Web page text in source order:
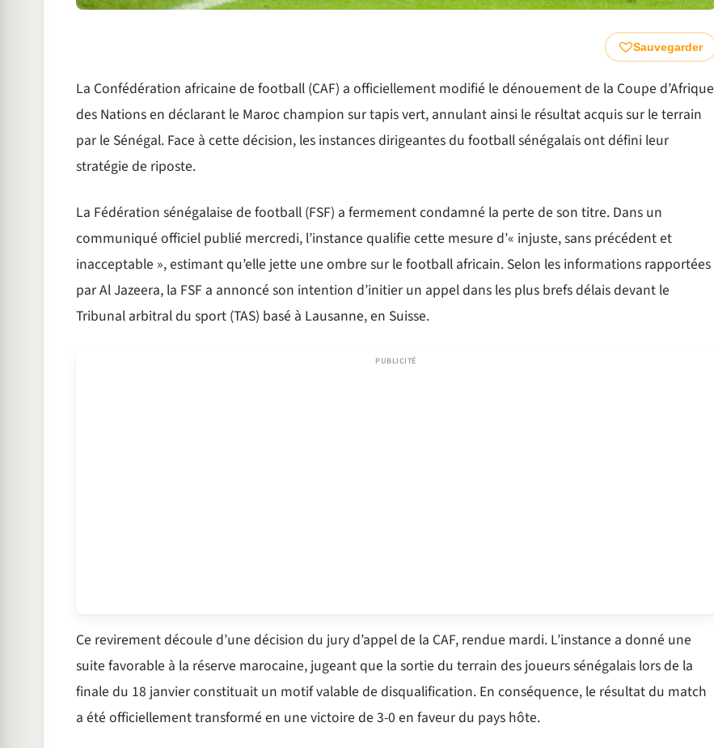
Sauvegarder
La Confédération africaine de football (CAF) a officiellement modifié le dénouement de la Coupe d’Afrique
des Nations en déclarant le Maroc champion sur tapis vert, annulant ainsi le résultat acquis sur le terrain
par le Sénégal. Face à cette décision, les instances dirigeantes du football sénégalais ont défini leur
stratégie de riposte.
La Fédération sénégalaise de football (FSF) a fermement condamné la perte de son titre. Dans un
communiqué officiel publié mercredi, l’instance qualifie cette mesure d’« injuste, sans précédent et
inacceptable », estimant qu’elle jette une ombre sur le football africain. Selon les informations rapportées
par Al Jazeera, la FSF a annoncé son intention d’initier un appel dans les plus brefs délais devant le
Tribunal arbitral du sport (TAS) basé à Lausanne, en Suisse.
Ce revirement découle d’une décision du jury d’appel de la CAF, rendue mardi. L’instance a donné une
suite favorable à la réserve marocaine, jugeant que la sortie du terrain des joueurs sénégalais lors de la
finale du 18 janvier constituait un motif valable de disqualification. En conséquence, le résultat du match
a été officiellement transformé en une victoire de 3-0 en faveur du pays hôte.